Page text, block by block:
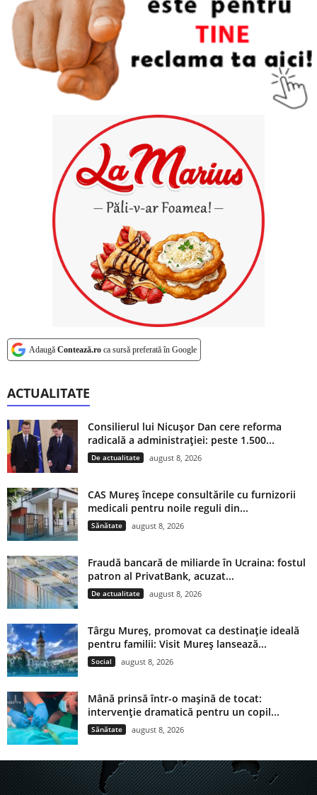
Adaugă Contează.ro ca sursă preferată în Google
ACTUALITATE
Consilierul lui Nicușor Dan cere reforma
radicală a administrației: peste 1.500...
De actualitate august 8, 2026
CAS Mureș începe consultările cu furnizorii
medicali pentru noile reguli din...
Sănătate august 8, 2026
Fraudă bancară de miliarde în Ucraina: fostul
patron al PrivatBank, acuzat...
De actualitate august 8, 2026
Târgu Mureș, promovat ca destinație ideală
pentru familii: Visit Mureș lansează...
Social august 8, 2026
Mână prinsă într-o mașină de tocat:
intervenție dramatică pentru un copil...
Sănătate august 8, 2026